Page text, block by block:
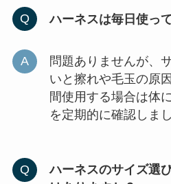
ハーネスは毎日使っ
問題ありませんが、
いと擦れや毛玉の原
間使用する場合は体
を定期的に確認しまし
ハーネスのサイズ選